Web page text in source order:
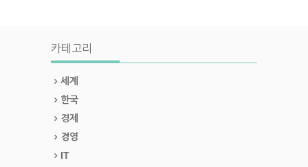
카테고리
세계
한국
경제
경영
IT